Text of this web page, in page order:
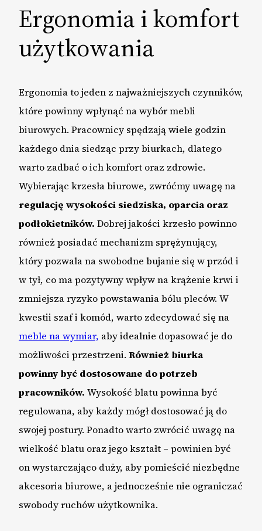
Ergonomia i komfort
użytkowania
Ergonomia to jeden z najważniejszych czynników,
które powinny wpłynąć na wybór mebli
biurowych. Pracownicy spędzają wiele godzin
każdego dnia siedząc przy biurkach, dlatego
warto zadbać o ich komfort oraz zdrowie.
Wybierając krzesła biurowe, zwróćmy uwagę na
regulację wysokości siedziska, oparcia oraz
podłokietników. Dobrej jakości krzesło powinno
również posiadać mechanizm sprężynujący,
który pozwala na swobodne bujanie się w przód i
w tył, co ma pozytywny wpływ na krążenie krwi i
zmniejsza ryzyko powstawania bólu pleców. W
kwestii szaf i komód, warto zdecydować się na
meble na wymiar, aby idealnie dopasować je do
możliwości przestrzeni. Również biurka
powinny być dostosowane do potrzeb
pracowników. Wysokość blatu powinna być
regulowana, aby każdy mógł dostosować ją do
swojej postury. Ponadto warto zwrócić uwagę na
wielkość blatu oraz jego kształt – powinien być
on wystarczająco duży, aby pomieścić niezbędne
akcesoria biurowe, a jednocześnie nie ograniczać
swobody ruchów użytkownika.